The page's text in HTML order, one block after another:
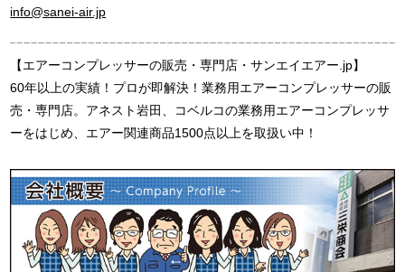
info@sanei-air.jp
【エアーコンプレッサーの販売・専門店・サンエイエアー.jp】
60年以上の実績！プロが即解決！業務用エアーコンプレッサーの販
売・専門店。アネスト岩田、コベルコの業務用エアーコンプレッサ
ーをはじめ、エアー関連商品1500点以上を取扱い中！